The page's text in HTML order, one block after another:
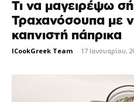
Τι να μαγειρέψω
Τραχανόσουπα με
καπνιστή πάπρικα
ICookGreek Team - 17 Ιανουαρίου,